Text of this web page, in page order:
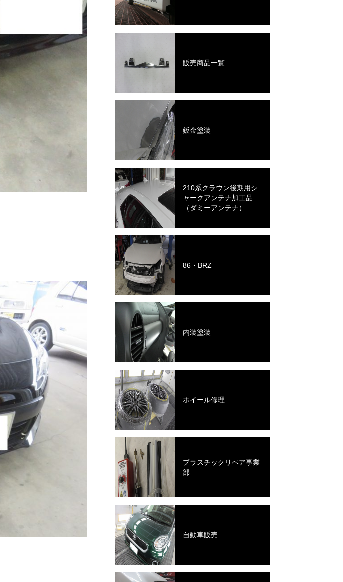
販売商品一覧
鈑金塗装
210系クラウン後期用シ
ャークアンテナ加工品
（ダミーアンテナ）
86・BRZ
内装塗装
ホイール修理
プラスチックリペア事業
部
自動車販売